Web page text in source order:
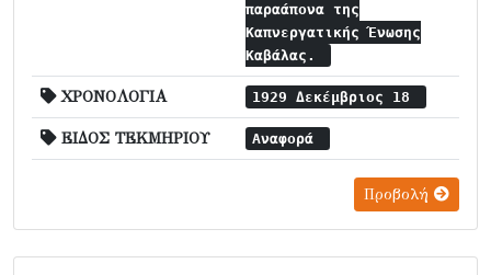
παραάπονα της
Καπνεργατικής Ένωσης
Καβάλας.
ΧΡΟΝΟΛΟΓΙΑ 1929 Δεκέμβριος 18
ΕΙΔΟΣ ΤΕΚΜΗΡΙΟΥ Αναφορά
Προβολή